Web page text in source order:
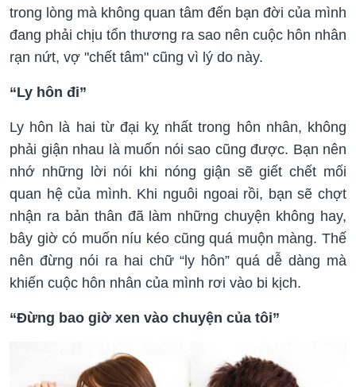
trong lòng mà không quan tâm đến bạn đời của mình
đang phải chịu tổn thương ra sao nên cuộc hôn nhân
rạn nứt, vợ "chết tâm" cũng vì lý do này.
“Ly hôn đi”
Ly hôn là hai từ đại kỵ nhất trong hôn nhân, không
phải giận nhau là muốn nói sao cũng được. Bạn nên
nhớ những lời nói khi nóng giận sẽ giết chết mối
quan hệ của mình. Khi nguôi ngoai rồi, bạn sẽ chợt
nhận ra bản thân đã làm những chuyện không hay,
bây giờ có muốn níu kéo cũng quá muộn màng. Thế
nên đừng nói ra hai chữ “ly hôn” quá dễ dàng mà
khiến cuộc hôn nhân của mình rơi vào bi kịch.
“Đừng bao giờ xen vào chuyện của tôi”